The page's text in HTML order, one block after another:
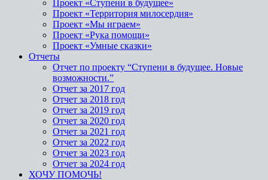
Проект «Ступени в будущее»
Проект «Территория милосердия»
Проект «Мы играем»
Проект «Рука помощи»
Проект «Умные сказки»
Отчеты
Отчет по проекту “Ступени в будущее. Новые
возможности.”
Отчет за 2017 год
Отчет за 2018 год
Отчет за 2019 год
Отчет за 2020 год
Отчет за 2021 год
Отчет за 2022 год
Отчет за 2023 год
Отчет за 2024 год
ХОЧУ ПОМОЧЬ!